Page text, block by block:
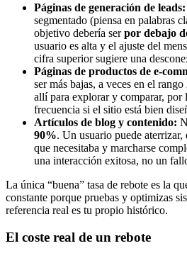
Páginas de generación de leads:
segmentado (piensa en palabras
objetivo debería serpor debajo
usuario es alta y el ajuste del
cifra superior sugiere una
Páginas de productos de e-
ser más bajas, a veces en el rango
allí para explorar y comparar, por
frecuencia si el sitio está bien
Artículos de blog y contenido:
90%. Un usuario puede
que necesitaba y marcharse
una interacción exitosa, no un
La única “buena” tasa de rebote es la
constante porque pruebas y optimizas
referencia real es tu propio histórico.
El coste real de un rebote